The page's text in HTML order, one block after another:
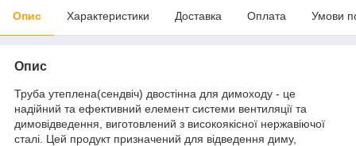
Опис Характеристики Доставка Оплата Умови
Опис
Труба утеплена(сендвіч) двостінна для димоходу - це
надійний та ефективний елемент системи вентиляції та
димовідведення, виготовлений з високоякісної нержавіючої
сталі. Цей продукт призначений для відведення диму,